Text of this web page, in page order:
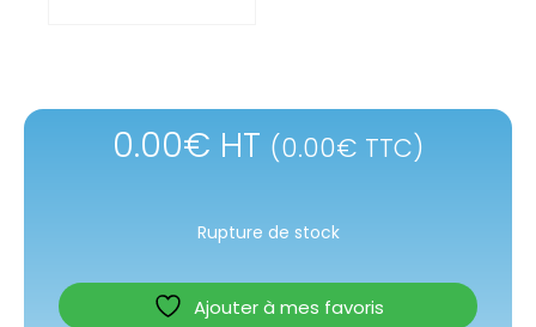
0.00€ HT (0.00€ TTC)
Rupture de stock
Ajouter à mes favoris